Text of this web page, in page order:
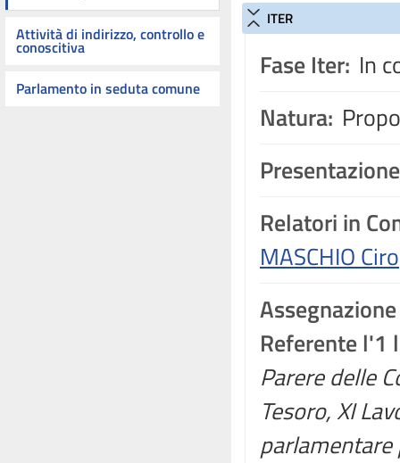
Attività di indirizzo, controllo e
conoscitiva
Parlamento in seduta comune
ITER
Fase Iter: In
Natura:
Relatori in
MASCHIO Ciro
Assegnazione
Referente l'1
Parere delle
Tesoro, XI